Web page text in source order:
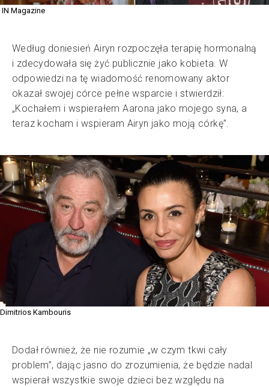
IN Magazine
Według doniesień Airyn rozpoczęła terapię hormonalną
i zdecydowała się żyć publicznie jako kobieta. W
odpowiedzi na tę wiadomość renomowany aktor
okazał swojej córce pełne wsparcie i stwierdził:
„Kochałem i wspierałem Aarona jako mojego syna, a
teraz kocham i wspieram Airyn jako moją córkę”.
Dimitrios Kambouris
Dodał również, że nie rozumie „w czym tkwi cały
problem”, dając jasno do zrozumienia, że będzie nadal
wspierał wszystkie swoje dzieci bez względu na